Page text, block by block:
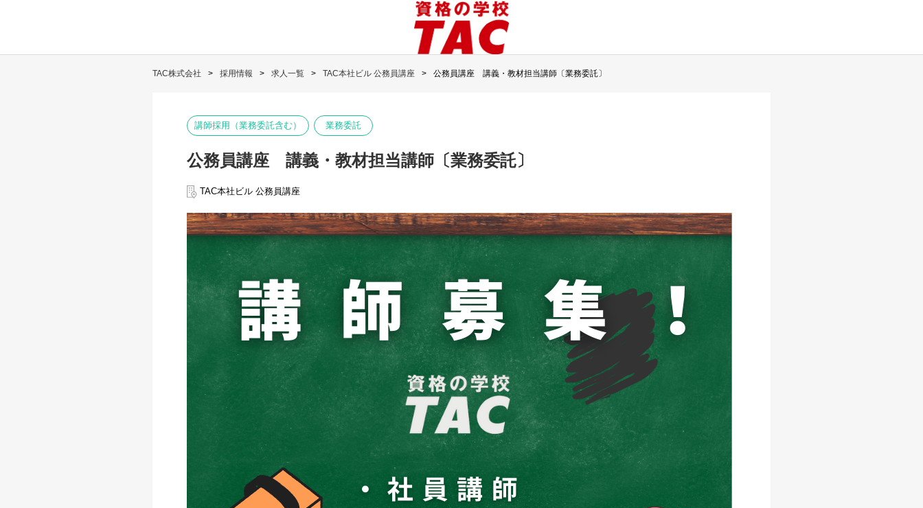
TAC株式会社 採用情報 求人一覧 TAC本社ビル 公務員講座 公務員講座 講義・教材担当講師〔業務委託〕
講師採用（業務委託含む） 業務委託
公務員講座 講義・教材担当講師〔業務委託〕
TAC本社ビル 公務員講座